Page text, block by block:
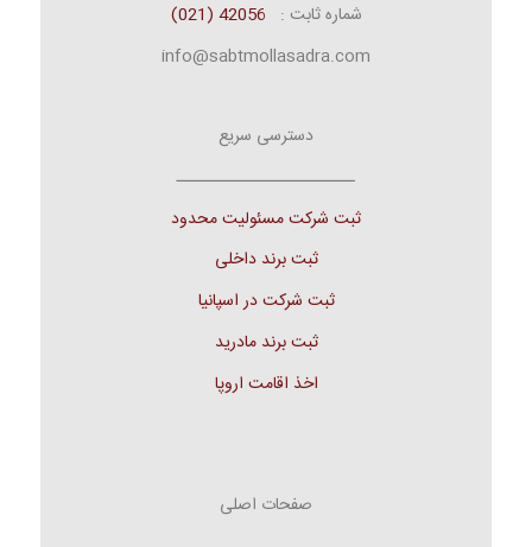
شماره ثابت : 42056 (021)
info@sabtmollasadra.com
دسترسی سریع
ـــــــــــــــــــــــــ
ثبت شرکت مسئولیت محدود
ثبت برند داخلی
ثبت شرکت در اسپانیا
ثبت برند مادرید
اخذ اقامت اروپا
صفحات اصلی